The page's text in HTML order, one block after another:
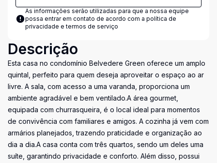
As informações serão utilizadas para que a nossa equipe
possa entrar em contato de acordo com a política de
privacidade e termos de serviço
Descrição
Esta casa no condomínio Belvedere Green oferece um amplo
quintal, perfeito para quem deseja aproveitar o espaço ao ar
livre. A sala, com acesso a uma varanda, proporciona um
ambiente agradável e bem ventilado.A área gourmet,
equipada com churrasqueira, é o local ideal para momentos
de convivência com familiares e amigos. A cozinha já vem com
armários planejados, trazendo praticidade e organização ao
dia a dia.A casa conta com três quartos, sendo um deles uma
suíte, garantindo privacidade e conforto. Além disso, possui